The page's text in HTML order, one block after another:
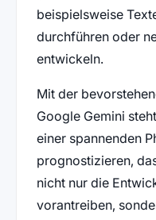
beispielsweise
durchführen oder
entwickeln.
Mit der
Google Gemini
einer spannenden
prognostizieren,
nicht nur die
vorantreiben,